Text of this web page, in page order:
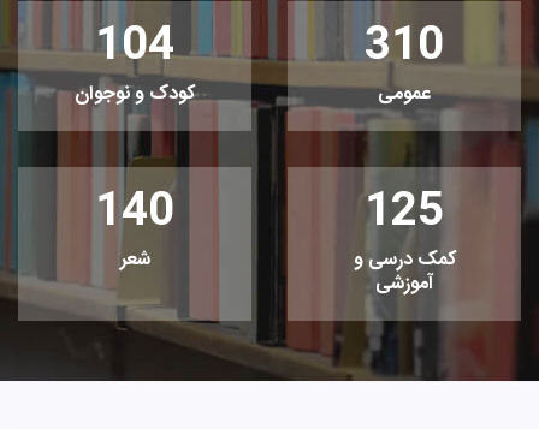
310
عمومی
104
کودک و نوجوان
125
کمک درسی و
آموزشی
140
شعر